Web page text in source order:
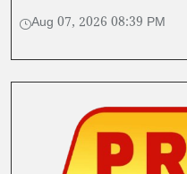
हैं। प्रशासन गुणवत्ता और स्वच्छता
Aug 07, 2026 08:39 PM